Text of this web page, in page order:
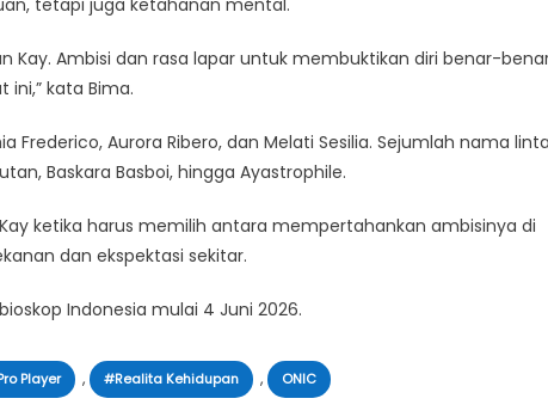
Kay. Ambisi dan rasa lapar untuk membuktikan diri benar-
kata Bima.
Frederico, Aurora Ribero, dan Melati Sesilia. Sejumlah nama
Baskara Basboi, hingga Ayastrophile.
ketika harus memilih antara mempertahankan ambisinya di
dan ekspektasi sekitar.
Indonesia mulai 4 Juni 2026.
Player , #Realita Kehidupan , ONIC